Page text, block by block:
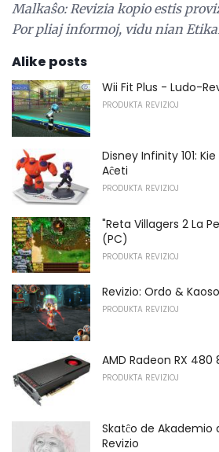
Malkaŝo: Revizia kopio estis
Por pliaj informoj, vidu nian
Alike posts
Wii Fit Plus - Ludo-
PRODUKTA REVIZIOJ
Disney Infinity 101:
Aĉeti
PRODUKTA REVIZIOJ
"Reta Villagers 2 La
(PC)
PRODUKTA REVIZIOJ
Revizio: Ordo &
PRODUKTA REVIZIOJ
AMD Radeon RX 480
PRODUKTA REVIZIOJ
Skatĉo de Akademio
Revizio